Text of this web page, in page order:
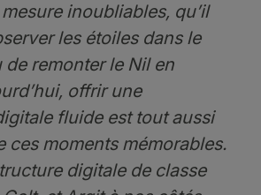
inoubliables, qu’il
les étoiles dans le
de remonter le Nil en
offrir une
fluide est tout aussi
ces moments mémorables.
digitale de classe